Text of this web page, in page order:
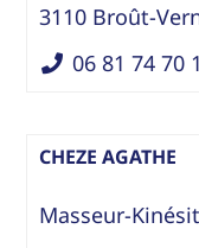
3110 Broût-
06 81 74 70
CHEZE AGATHE
Masseur-